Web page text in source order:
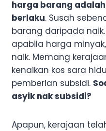
harga barang
berlaku. Susah
barang daripada
apabila harga
naik. Memang
kenaikan kos sara
pemberian subsidi.
asyik nak subsidi?
Apapun, kerajaan